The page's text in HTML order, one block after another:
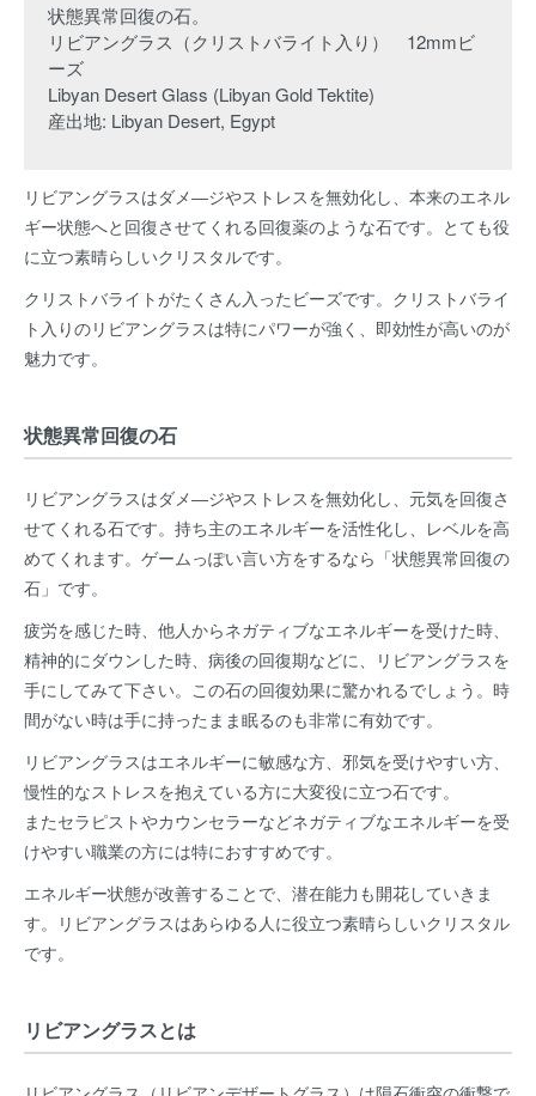
状態異常回復の石。
リビアングラス（クリストバライト入り） 12mmビ
ーズ
Libyan Desert Glass (Libyan Gold Tektite)
産出地: Libyan Desert, Egypt
リビアングラスはダメ―ジやストレスを無効化し、本来のエネル
ギー状態へと回復させてくれる回復薬のような石です。とても役
に立つ素晴らしいクリスタルです。
クリストバライトがたくさん入ったビーズです。クリストバライ
ト入りのリビアングラスは特にパワーが強く、即効性が高いのが
魅力です。
状態異常回復の石
リビアングラスはダメ―ジやストレスを無効化し、元気を回復さ
せてくれる石です。持ち主のエネルギーを活性化し、レベルを高
めてくれます。ゲームっぽい言い方をするなら「状態異常回復の
石」です。
疲労を感じた時、他人からネガティブなエネルギーを受けた時、
精神的にダウンした時、病後の回復期などに、リビアングラスを
手にしてみて下さい。この石の回復効果に驚かれるでしょう。時
間がない時は手に持ったまま眠るのも非常に有効です。
リビアングラスはエネルギーに敏感な方、邪気を受けやすい方、
慢性的なストレスを抱えている方に大変役に立つ石です。
またセラピストやカウンセラーなどネガティブなエネルギーを受
けやすい職業の方には特におすすめです。
エネルギー状態が改善することで、潜在能力も開花していきま
す。リビアングラスはあらゆる人に役立つ素晴らしいクリスタル
です。
リビアングラスとは